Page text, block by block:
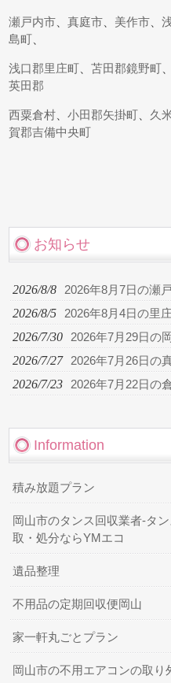
瀬戸内市 、真庭市 美作市 、
島町
浅口郡里庄町 、苫田郡鏡野町
英田郡
西粟倉村 、小田郡矢掛町 久
賀郡吉備中央町
お知らせ
2026/8/8 2026年8月7日の瀬
2026/8/5 2026年8月4日の里
2026/7/30 2026年7月29日の
2026/7/27 2026年7月26日の
2026/7/23 2026年7月22日の
Information
積み放題プラン
岡山市のタンス回収業者-タ
取・処分ならYMエコ
遺品整理
不用品の定期回収便岡山
家一軒丸ごとプラン
岡山市の不用エアコンの取